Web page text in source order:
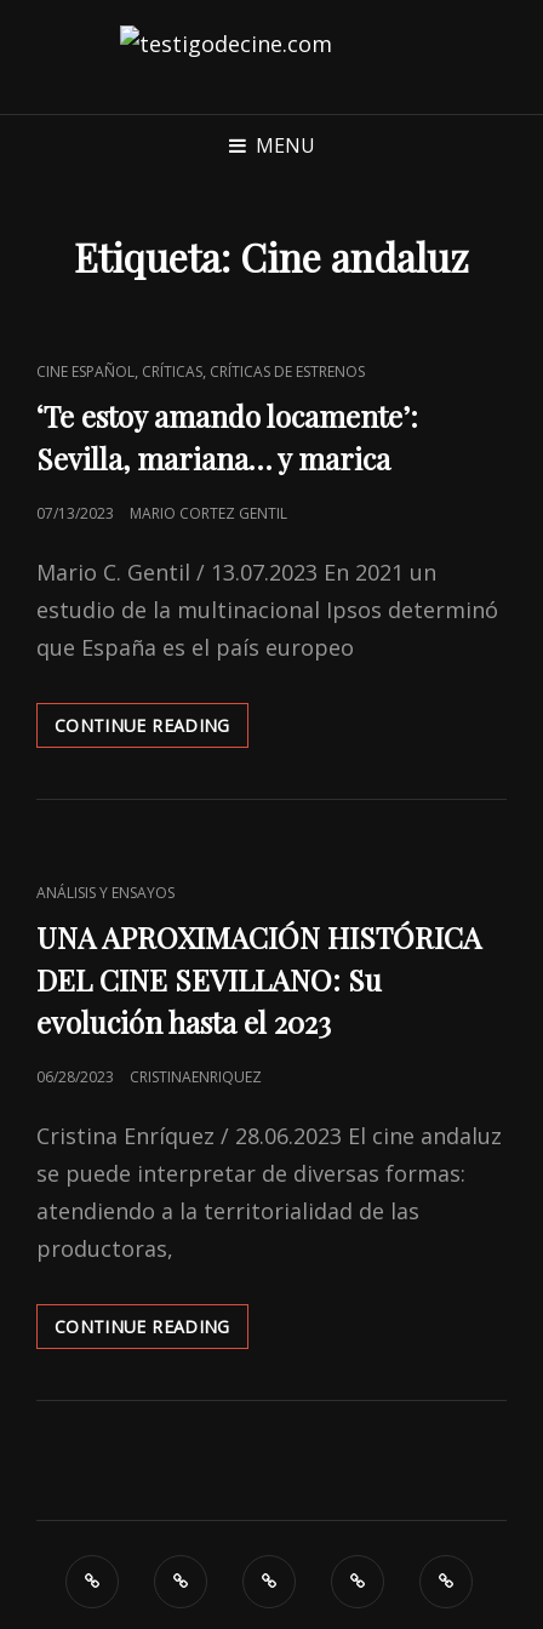
MENU
Etiqueta: Cine andaluz
CAT
LINKS
CINE ESPAÑOL, CRÍTICAS, CRÍTICAS DE ESTRENOS
‘Te estoy amando locamente’:
Sevilla, mariana… y marica
POSTED
07/13/2023 MARIO CORTEZ GENTIL
Mario C. Gentil / 13.07.2023 En 2021 un
estudio de la multinacional Ipsos determinó
que España es el país europeo
CONTINUE READING‘TE
ESTOY
LOCAMENTE’:
CAT
LINKS
ANÁLISIS Y ENSAYOS
UNA APROXIMACIÓN HISTÓRICA
DEL CINE SEVILLANO: Su
evolución hasta el 2023
POSTED
06/28/2023 CRISTINAENRIQUEZ
Cristina Enríquez / 28.06.2023 El cine andaluz
se puede interpretar de diversas formas:
atendiendo a la territorialidad de las
productoras,
CONTINUE READINGUNA
APROXIMACIÓN
DEL
HASTA
2023